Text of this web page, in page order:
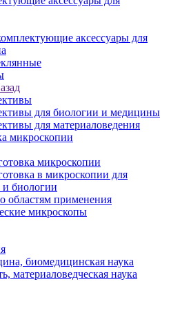
аксессуары для
для биологии и медицины
для материаловедения
микроскопии
микроскопии
в микроскопии для
биологии
областям применения
микроскопы
биомедицинская наука
материаловедческая наука